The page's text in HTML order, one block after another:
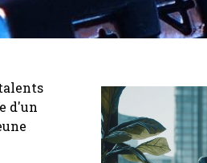
d'un